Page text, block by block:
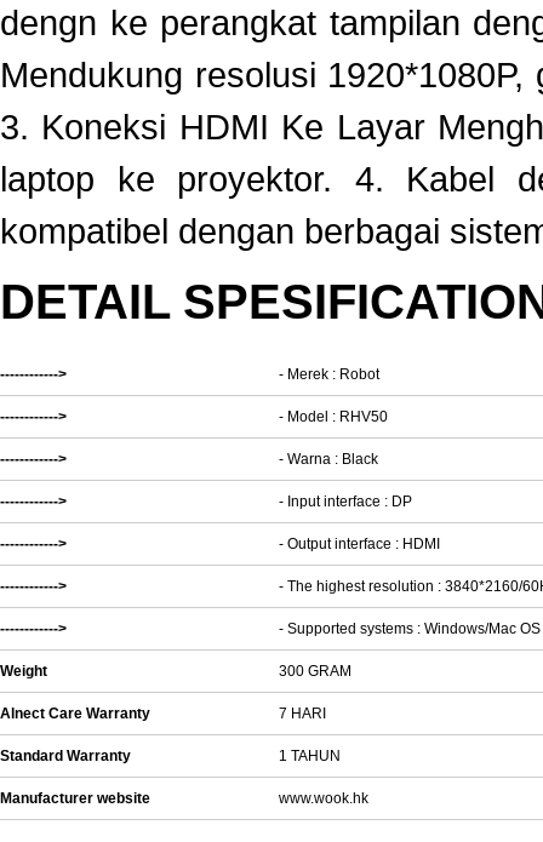
dengn ke perangkat tampilan
Mendukung resolusi
3. Koneksi HDMI Ke Layar
laptop ke proyektor. 4. Kabel
kompatibel dengan berbagai
DETAIL
------------> - Merek : Robot
------------> - Model : RHV50
------------> - Warna : Black
------------> - Input interface : DP
------------> - Output interface : HDMI
------------> - The highest resolution : 3840*2160/
------------> - Supported systems : Windows/Mac OS
Weight 300 GRAM
Alnect Care Warranty 7 HARI
Standard Warranty 1 TAHUN
Manufacturer website www.wook.hk